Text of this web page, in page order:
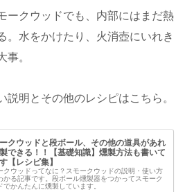
ークウッドでも、内部にはまだ熱
。水をかけたり、火消壺にいれき
事。
説明とその他のレシピはこちら。
クウッドと段ボール、その他の道具があれ
できる！！【基礎知識】燻製方法も書いて
【レシピ集】
クウッドってなに？スモークウッドの説明・使い方
かる記事です。段ボール燻製器をつかってスモーク
でかんたんに燻製しています。